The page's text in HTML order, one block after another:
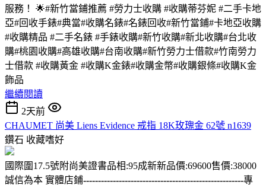
服務！ 🌟#新竹當鋪推薦 #勞力士收購 #收購蒂芬妮 #二手卡地
亞#回收手錶#典當#收購名錶#名錶回收#新竹當鋪#卡地亞收購
#收購精品 #二手名錶 #手錶收購#新竹收購#新北收購#台北收
購#桃園收購#高雄收購#台南收購#新竹勞力士借款#竹南勞力
士借款 #收購黃金 #收購K金錶#收購金幣#收購銀條#收購K金
飾品
繼續閱讀
2天前
CHAUMET 尚美 Liens Evidence 戒指 18K玫瑰金 62號 n1639
鑽石 收藏嗜好
國際圍17.5號附尚美證書品相:95成新新品價:69600售價:38000
誠信為本 實體店鋪------------------------------------------------------專